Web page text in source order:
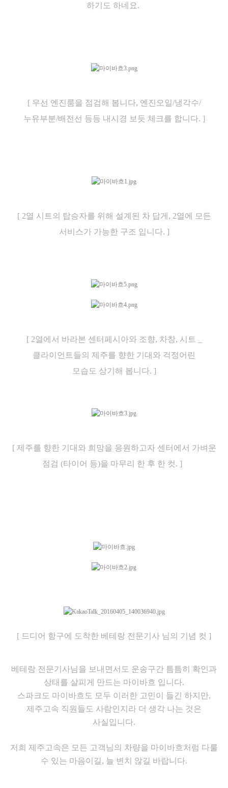
하기도 하네요.
[ 우선 엔진룸을 점검해 봅니다, 엔진오일/냉각수/
누유부분/배전선 등등 내시경 보듯 체크를 합니다. ]
[ 2열 시트의 탑승자를 위해 설계된 차 답게, 2열에 모든
서비스가 가능한 구조 입니다. ]
[ 2열에서 바라본 센터페시아와 조향, 차창, 시트 _
클라이언트들의 제주를 향한 기대와 걱정어린
모습도 상기해 봅니다. ]
[ 제주를 향한 기대와 희망을 응원하고자 센터에서 가벼운
점검 (타이어 등)을 마무리 한 후 한 컷. ]
[ 드디어 항구에 도착한 베테랑 전문기사 님의 기념 컷 ]
베테랑 전문기사님을 보내면서도 운송구간 틈틈히 확인과
상태를 살피게 만드는 마이바흐 입니다.
스파크도 마이바흐도 모두 이러한 고민이 들긴 하지만,
제주고속 직원들도 사람인지라 더 생각 나는 것은
사실입니다.
저희 제주고속은 모든 고객님의 차량을 마이바흐처럼 다룰
수 있는 마음이길, 늘 변치 않길 바랍니다.